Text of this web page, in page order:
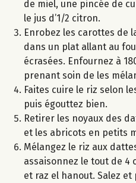
de miel, une pincée de
le jus d’1/2 citron.
Enrobez les carottes de
dans un plat allant au
écrasées. Enfournez à
prenant soin de les
Faites cuire le riz selon
puis égouttez bien.
Retirer les noyaux des
et les abricots en petits
Mélangez le riz aux
assaisonnez le tout de 4
et raz el hanout. Salez et